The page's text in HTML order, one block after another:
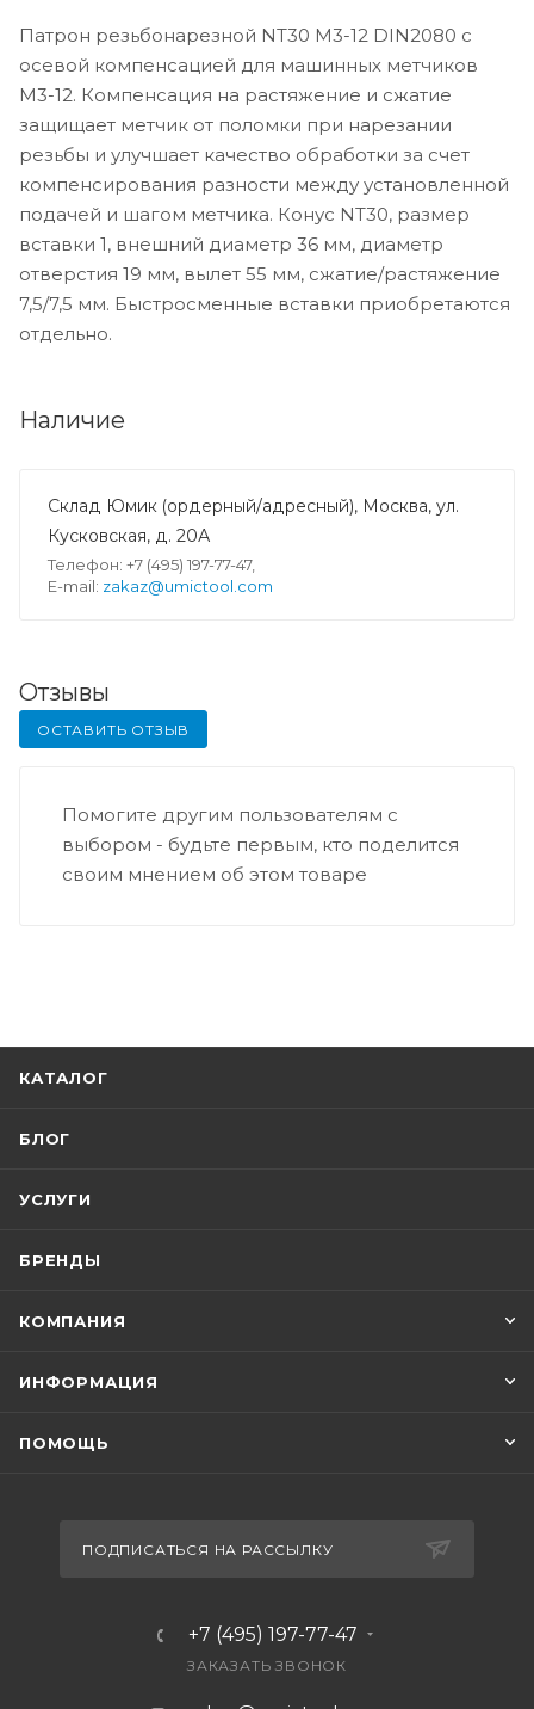
Патрон резьбонарезной NT30 М3-12 DIN2080 с
осевой компенсацией для машинных метчиков
M3-12. Компенсация на растяжение и сжатие
защищает метчик от поломки при нарезании
резьбы и улучшает качество обработки за счет
компенсирования разности между установленной
подачей и шагом метчика. Конус NT30, размер
вставки 1, внешний диаметр 36 мм, диаметр
отверстия 19 мм, вылет 55 мм, сжатие/растяжение
7,5/7,5 мм. Быстросменные вставки приобретаются
отдельно.
Наличие
Склад Юмик (ордерный/адресный), Москва, ул.
Кусковская, д. 20А
Телефон: +7 (495) 197-77-47,
E-mail: zakaz@umictool.com
Отзывы
ОСТАВИТЬ ОТЗЫВ
Помогите другим пользователям с
выбором - будьте первым, кто поделится
своим мнением об этом товаре
КАТАЛОГ
БЛОГ
УСЛУГИ
БРЕНДЫ
КОМПАНИЯ
ИНФОРМАЦИЯ
ПОМОЩЬ
ПОДПИСАТЬСЯ НА РАССЫЛКУ
+7 (495) 197-77-47
ЗАКАЗАТЬ ЗВОНОК